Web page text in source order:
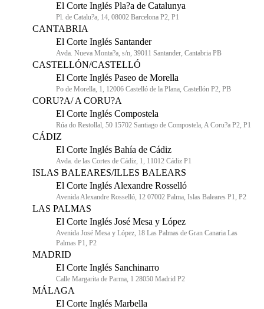
El Corte Inglés Pla?a de Catalunya
Pl. de Catalu?a, 14, 08002 Barcelona P2, P1
CANTABRIA
El Corte Inglés Santander
Avda. Nueva Monta?a, s/n, 39011 Santander, Cantabria PB
CASTELLÓN/CASTELLÓ
El Corte Inglés Paseo de Morella
Po de Morella, 1, 12006 Castelló de la Plana, Castellón P2, PB
CORU?A/ A CORU?A
El Corte Inglés Compostela
Rúa do Restollal, 50 15702 Santiago de Compostela, A Coru?a P2, P1
CÁDIZ
El Corte Inglés Bahía de Cádiz
Avda. de las Cortes de Cádiz, 1, 11012 Cádiz P1
ISLAS BALEARES/ILLES BALEARS
El Corte Inglés Alexandre Rosselló
Avenida Alexandre Rosselló, 12 07002 Palma, Islas Baleares P1, P2
LAS PALMAS
El Corte Inglés José Mesa y López
Avenida José Mesa y López, 18 Las Palmas de Gran Canaria Las
Palmas P1, P2
MADRID
El Corte Inglés Sanchinarro
Calle Margarita de Parma, 1 28050 Madrid P2
MÁLAGA
El Corte Inglés Marbella